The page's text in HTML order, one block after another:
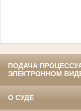
ПОДАЧА
ЭЛЕКТРОННОМ
О СУДЕ